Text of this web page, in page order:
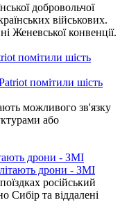
добровольчої
військових.
Женевської конвенції.
помітили шість
можливого зв'язку
або
дрони - ЗМІ
російський
Сибір та віддалені